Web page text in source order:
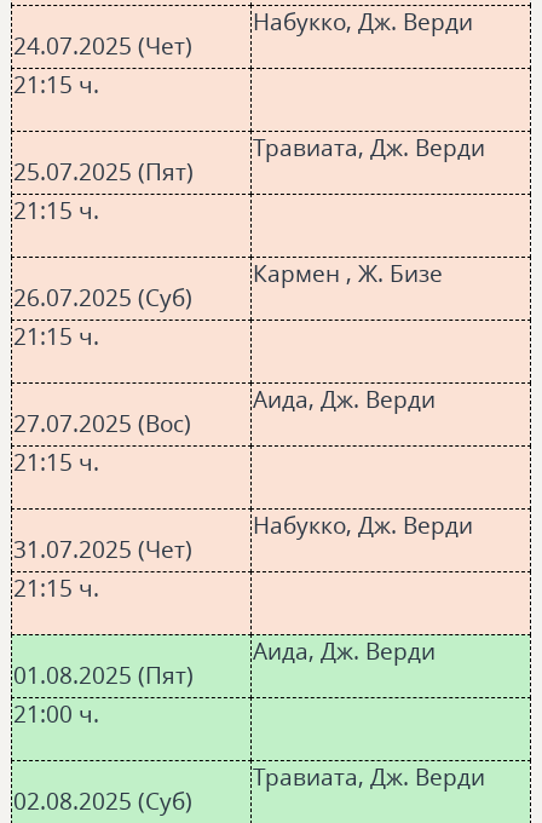
24.07.2025 (Чет)
Набукко, Дж. Верди
21:15 ч.
25.07.2025 (Пят)
Травиата, Дж. Верди
21:15 ч.
26.07.2025 (Суб)
Кармен , Ж. Бизе
21:15 ч.
27.07.2025 (Вос)
Аида, Дж. Верди
21:15 ч.
31.07.2025 (Чет)
Набукко, Дж. Верди
21:15 ч.
01.08.2025 (Пят)
Аида, Дж. Верди
21:00 ч.
02.08.2025 (Суб)
Травиата, Дж. Верди